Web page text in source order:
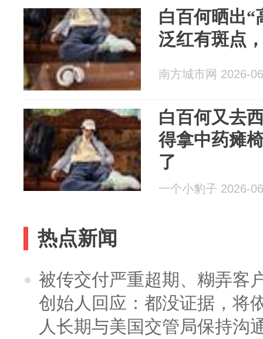
白百何晒出“
泛红有斑点
南方城市网 2026-
白百何又去
得拿中药瘫
了
一个小豹子 2026-
热点新闻
被传交付严重超期、糊弄客
创始人回应：都没证据，将
人长期与美国交管局保持沟